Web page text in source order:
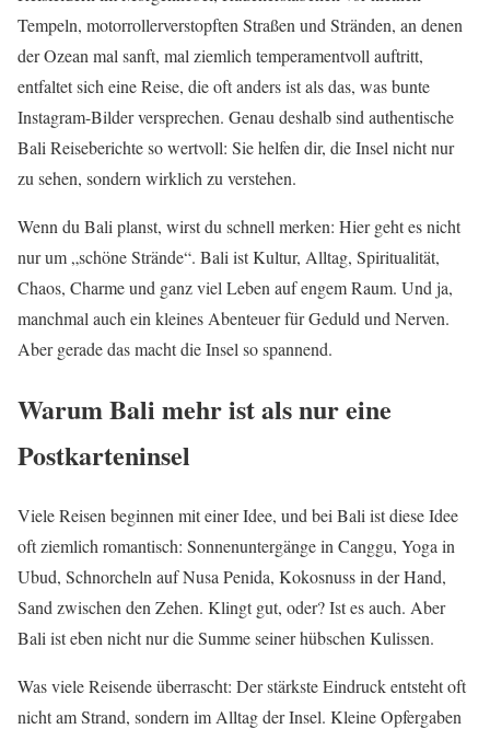
Tempeln, motorrollerverstopften Straßen und Stränden, an denen
der Ozean mal sanft, mal ziemlich temperamentvoll auftritt,
entfaltet sich eine Reise, die oft anders ist als das, was bunte
Instagram-Bilder versprechen. Genau deshalb sind authentische
Bali Reiseberichte so wertvoll: Sie helfen dir, die Insel nicht nur
zu sehen, sondern wirklich zu verstehen.
Wenn du Bali planst, wirst du schnell merken: Hier geht es nicht
nur um „schöne Strände“. Bali ist Kultur, Alltag, Spiritualität,
Chaos, Charme und ganz viel Leben auf engem Raum. Und ja,
manchmal auch ein kleines Abenteuer für Geduld und Nerven.
Aber gerade das macht die Insel so spannend.
Warum Bali mehr ist als nur eine
Postkarteninsel
Viele Reisen beginnen mit einer Idee, und bei Bali ist diese Idee
oft ziemlich romantisch: Sonnenuntergänge in Canggu, Yoga in
Ubud, Schnorcheln auf Nusa Penida, Kokosnuss in der Hand,
Sand zwischen den Zehen. Klingt gut, oder? Ist es auch. Aber
Bali ist eben nicht nur die Summe seiner hübschen Kulissen.
Was viele Reisende überrascht: Der stärkste Eindruck entsteht oft
nicht am Strand, sondern im Alltag der Insel. Kleine Opfergaben